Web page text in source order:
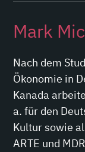
Mark
Nach dem
Ökonomie in
Kanada
a. für den
Kultur sowie
ARTE und